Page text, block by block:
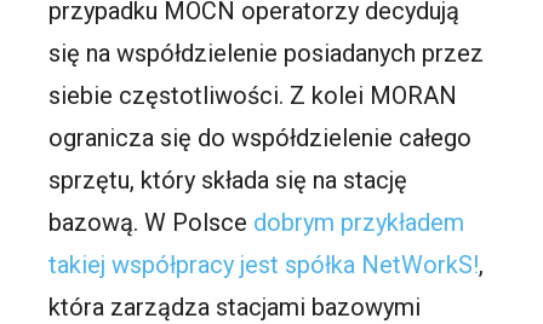
przypadku MOCN operatorzy decydują
się na współdzielenie posiadanych przez
siebie częstotliwości. Z kolei MORAN
ogranicza się do współdzielenie całego
sprzętu, który składa się na stację
bazową. W Polsce dobrym przykładem
takiej współpracy jest spółka NetWorkS!,
która zarządza stacjami bazowymi